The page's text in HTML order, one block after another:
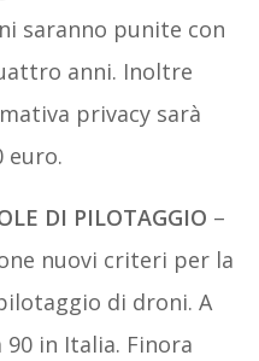
saranno punite con
anni. Inoltre
privacy sarà
euro.
DI PILOTAGGIO –
nuovi criteri per la
di droni. A
in Italia. Finora